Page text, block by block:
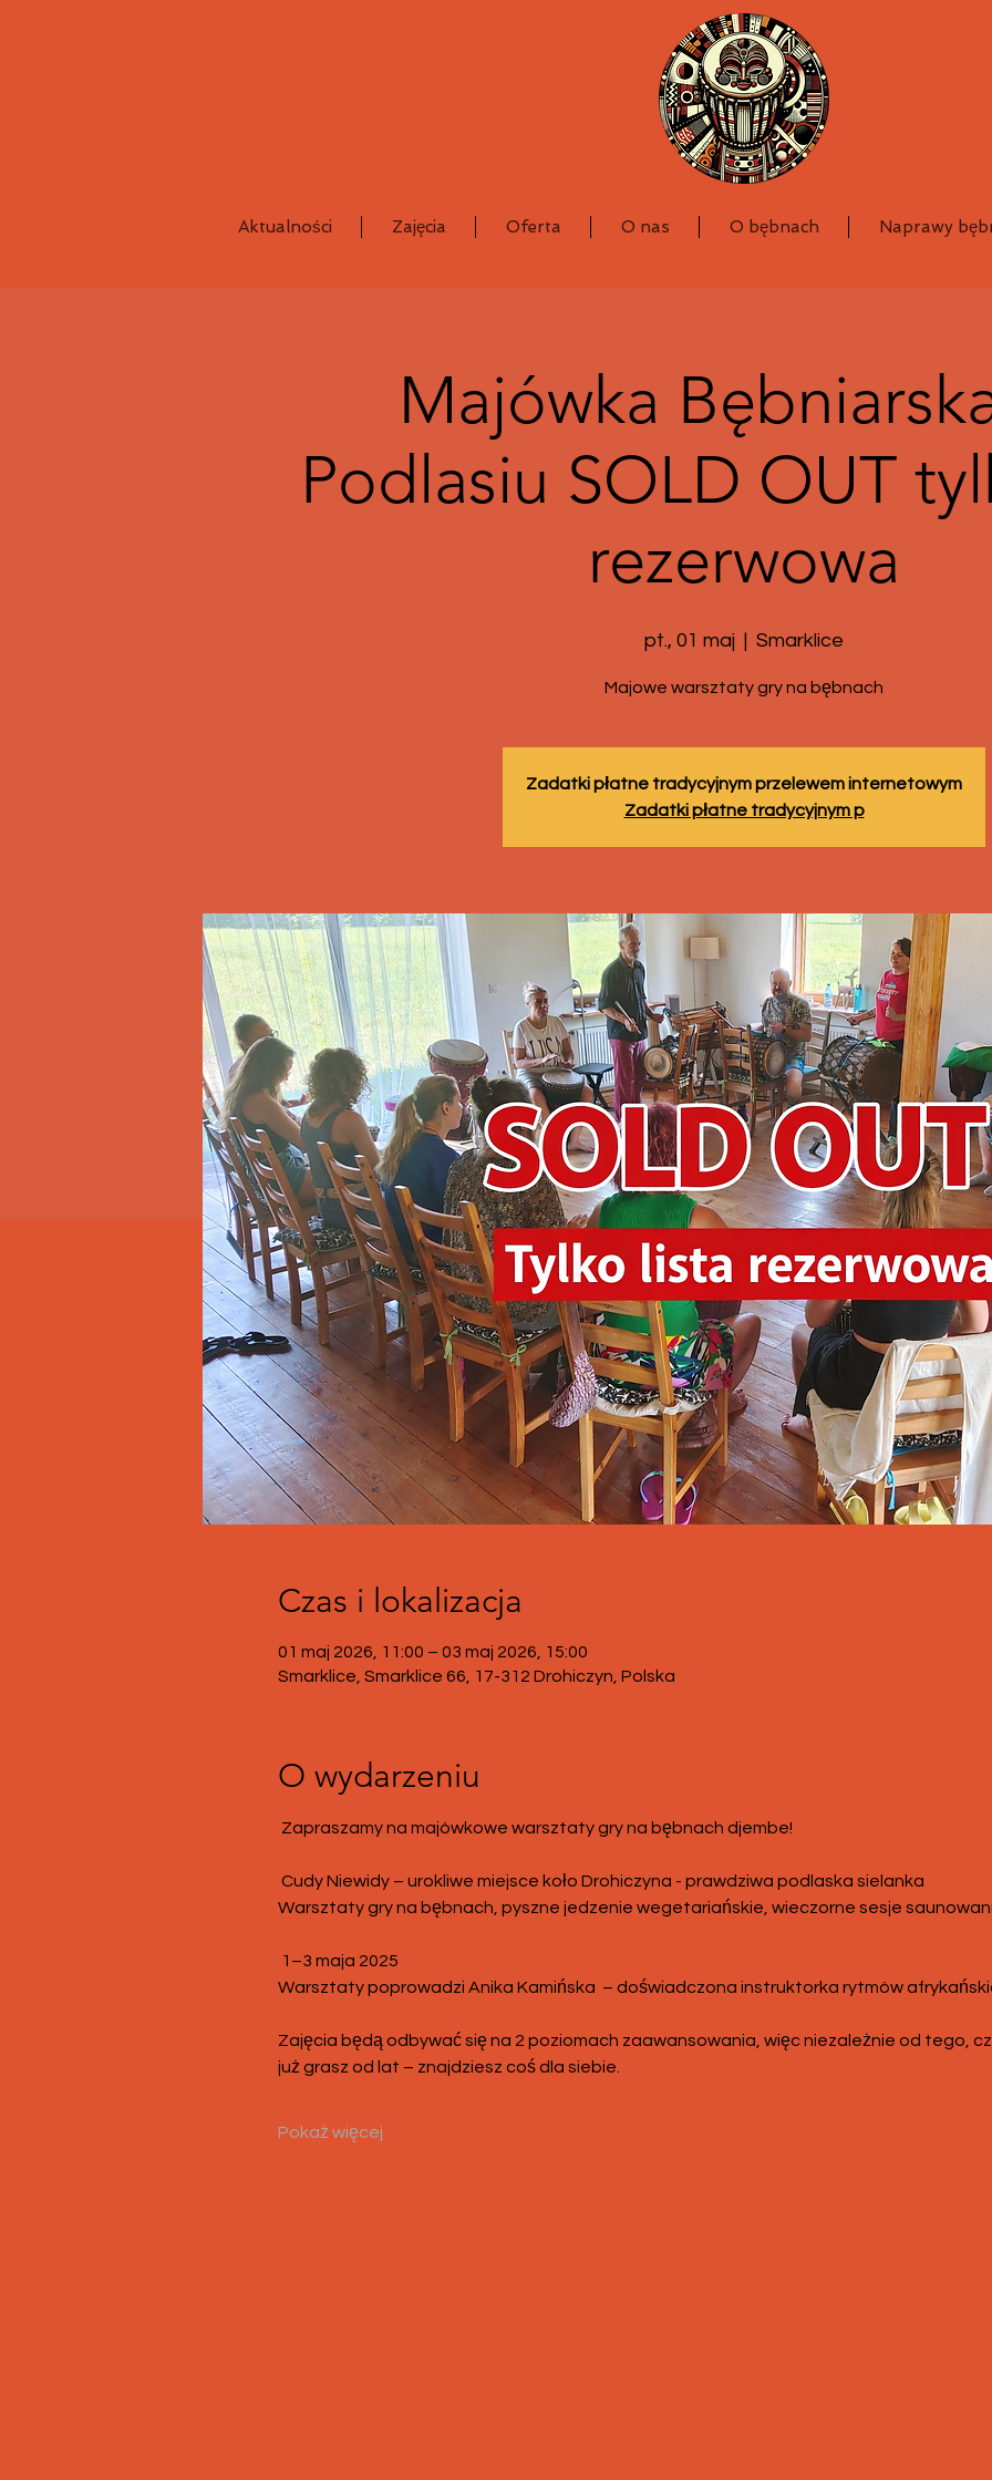
Aktualności Zajęcia Oferta O nas O bębnach Naprawy
Majówka
Podlasiu SOLD OUT
rezerwowa
pt., 01 maj
  |
Smarklice
Majowe warsztaty gry na bębnach
Zadatki płatne tradycyjnym przelewem internetowym
Zadatki płatne tradycyjnym p
Czas i lokalizacja
01 maj 2026, 11:00 – 03 maj 2026, 15:00
Smarklice, Smarklice 66, 17-312 Drohiczyn, Polska
O wydarzeniu
Zapraszamy na majówkowe warsztaty gry na bębnach djembe!
Cudy Niewidy – urokliwe miejsce koło Drohiczyna - prawdziwa podlaska sielanka
Warsztaty gry na bębnach, pyszne jedzenie wegetariańskie, wieczorne sesje
1–3 maja 2025
Warsztaty poprowadzi Anika Kamińska  – doświadczona instruktorka rytmów
Zajęcia będą odbywać się na 2 poziomach zaawansowania, więc niezależnie od tego,
już grasz od lat – znajdziesz coś dla siebie.
Pokaż więcej